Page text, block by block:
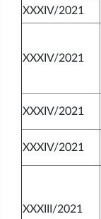
XXXIV/2021
XXXIV/2021
XXXIV/2021
XXXIV/2021
XXXIII/2021